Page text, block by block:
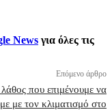
News για όλες τις
Επόμενο άρθρο
που επιμένουμε να
με τον κλιματισμό στο